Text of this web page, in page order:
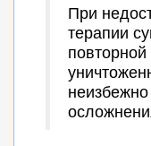
При
терапии